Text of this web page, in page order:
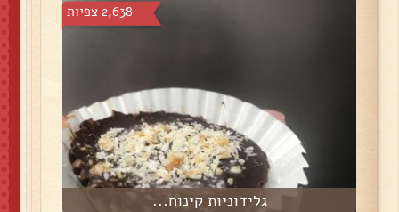
2,638 צפיות
גלידוניות קינוח...